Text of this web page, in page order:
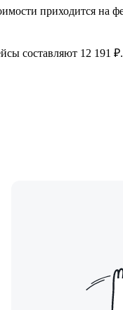
приходится на
составляют 12 191